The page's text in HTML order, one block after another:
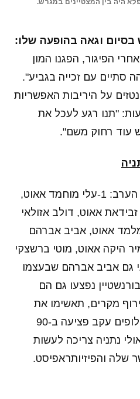
היה בין המצטיינים במגרש.
וגאה בהופעה שלו:
הפיגור, הפגנו המון
סתיים עם זכייה בגביע".
על היריבות האפשריות
"תנו רגע לעכל את
עוד רחוק משם".
החילפים של מכבי נתניה הערב: 1-עלי מוחמד אאוט,
2-מוחמד זבידאת אאוט, דולב אזולאי
פציעה), 3-גיא מלמד אאוט, אביב אברהם
פציעה), 4-יאחמיר היקה אאוט, מוטי ברשצקי
גם אביב אברהם שבעצמו
נפצעו גם הם
מקרים, תאשימו את
ההארכה (להזכירכם 2 חילופים עקב פציעה ב-90
נתניה צריכה לעשות
שלה והפיזיותראפיסט.